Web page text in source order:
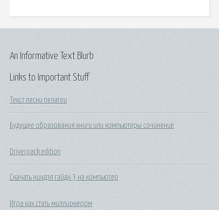
Links to Important Stuff
Текст песни пелагеи
Будущее образования книги или компьютеры сочинение
Driverpack edition
Скачать ниндзя гайдн 3 на компьютер
Игра как стать миллионером
An Informative Text Blurb